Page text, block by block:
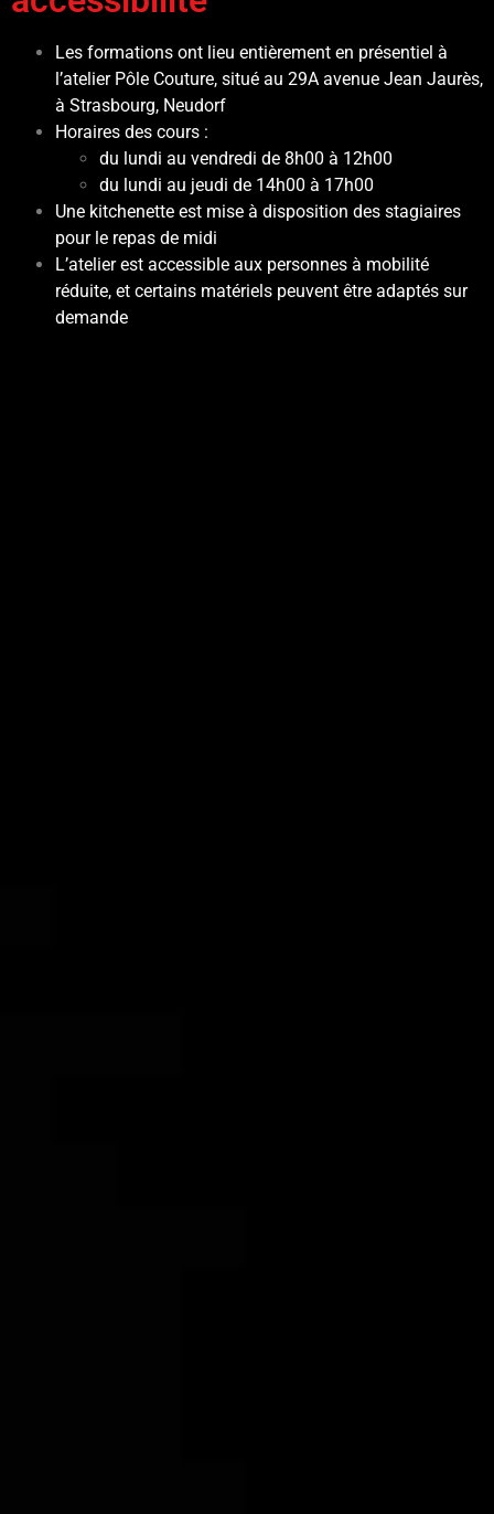
Les formations ont lieu entièrement en présentiel à
l’atelier Pôle Couture, situé au 29A avenue Jean Jaurès,
à Strasbourg, Neudorf
Horaires des cours :
du lundi au vendredi de 8h00 à 12h00
du lundi au jeudi de 14h00 à 17h00
Une kitchenette est mise à disposition des stagiaires
pour le repas de midi
L’atelier est accessible aux personnes à mobilité
réduite, et certains matériels peuvent être adaptés sur
demande